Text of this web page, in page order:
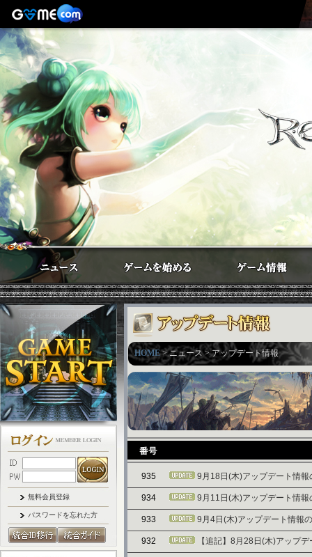
無料会員登録
パスワードを忘れた方
HOME> ニュース > アップデート情報
935 9月18日(木)アップデート情報
934 9月11日(木)アップデート情報
933 9月4日(木)アップデート情報
932 【追記】8月28日(木)アップ